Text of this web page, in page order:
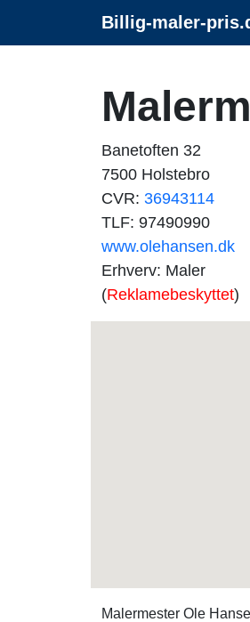
Billig-maler-
Banetoften 32
7500 Holstebro
CVR: 36943114
TLF: 97490990
www.olehansen.dk
Erhverv: Maler
(Reklamebeskyttet)
Malermester Ole